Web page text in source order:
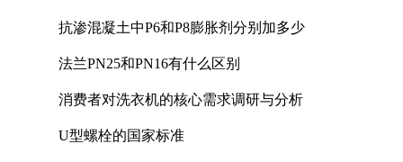
抗渗混凝土中P6和P8膨胀剂分别加多少
法兰PN25和PN16有什么区别
消费者对洗衣机的核心需求调研与分析
U型螺栓的国家标准